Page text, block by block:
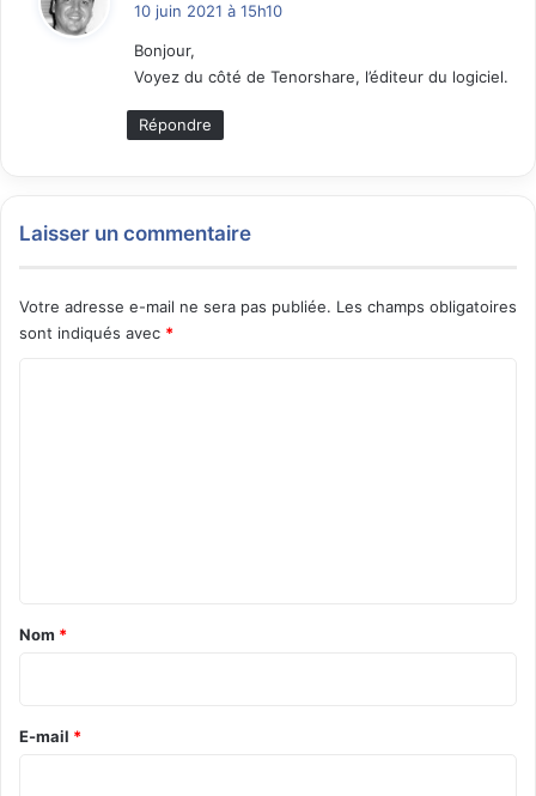
10 juin 2021 à 15h10
Bonjour,
Voyez du côté de Tenorshare, l’éditeur du logiciel.
Répondre
Laisser un commentaire
Votre adresse e-mail ne sera pas publiée. Les champs obligatoires
sont indiqués avec *
a
e
Nom *
E-mail *